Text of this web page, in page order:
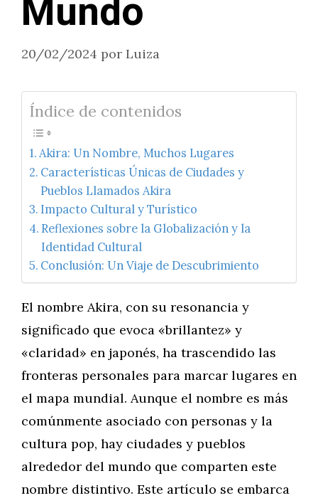
Mundo
20/02/2024 por Luiza
Índice de contenidos
Akira: Un Nombre, Muchos Lugares
Características Únicas de Ciudades y
Pueblos Llamados Akira
Impacto Cultural y Turístico
Reflexiones sobre la Globalización y la
Identidad Cultural
Conclusión: Un Viaje de Descubrimiento
El nombre Akira, con su resonancia y
significado que evoca «brillantez» y
«claridad» en japonés, ha trascendido las
fronteras personales para marcar lugares en
el mapa mundial. Aunque el nombre es más
comúnmente asociado con personas y la
cultura pop, hay ciudades y pueblos
alrededor del mundo que comparten este
nombre distintivo. Este artículo se embarca